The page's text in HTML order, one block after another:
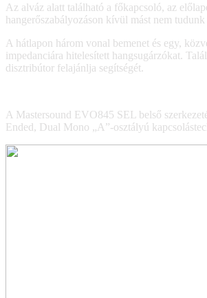
Az alváz alatt található a főkapcsoló, az
hangerőszabályozáson kívül mást nem
A hátlapon három vonal bemenet és egy,
impedanciára hitelesített hangsugárzókat.
disztribútor felajánlja segítségét.
A Mastersound EVO845 SEL belső
Ended, Dual Mono „A”-osztályú